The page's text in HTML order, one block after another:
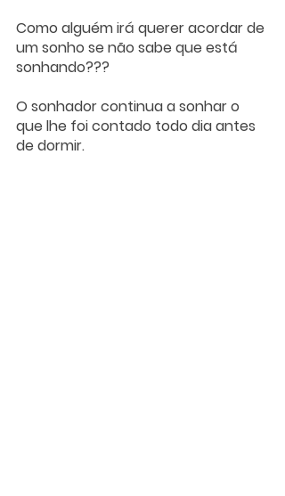
Como alguém irá querer acordar de
um sonho se não sabe que está
sonhando???
O sonhador continua a sonhar o
que lhe foi contado todo dia antes
de dormir.